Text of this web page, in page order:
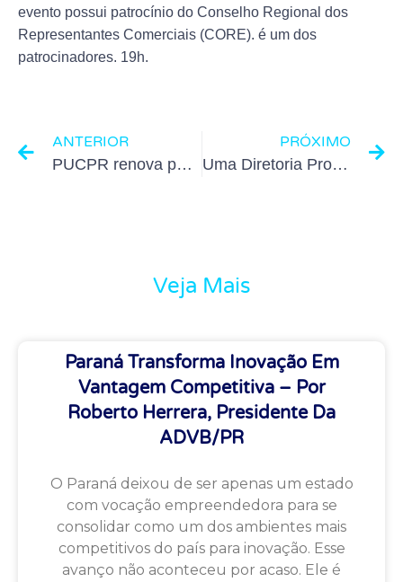
evento possui patrocínio do Conselho Regional dos
Representantes Comerciais (CORE). é um dos
patrocinadores. 19h.
ANTERIOR
PUCPR renova patrocínio à ADVB-PR
PRÓXIMO
Uma Diretoria Protagonista
Veja Mais
Paraná Transforma Inovação Em
Vantagem Competitiva – Por
Roberto Herrera, Presidente Da
ADVB/PR
O Paraná deixou de ser apenas um estado
com vocação empreendedora para se
consolidar como um dos ambientes mais
competitivos do país para inovação. Esse
avanço não aconteceu por acaso. Ele é